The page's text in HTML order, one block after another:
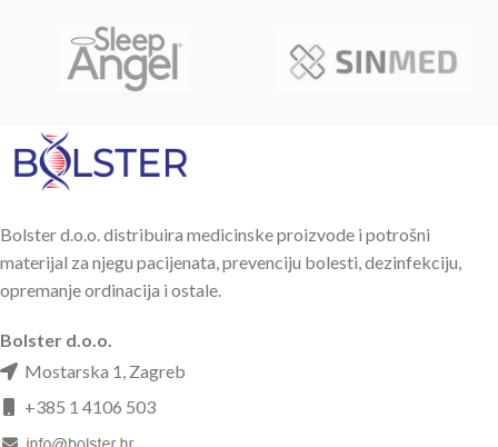
poboljšava mobilnost.
Bolster d.o.o. distribuira medicinske proizvode i potrošni
materijal za njegu pacijenata, prevenciju bolesti, dezinfekciju,
opremanje ordinacija i ostale.
Bolster d.o.o.
Mostarska 1, Zagreb
+385 1 4106 503